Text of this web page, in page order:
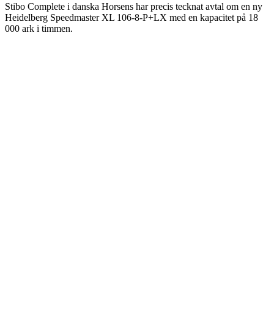
Stibo Complete i danska Horsens har precis tecknat avtal om en ny
Heidelberg Speedmaster XL 106-8-P+LX med en kapacitet på 18
000 ark i timmen.